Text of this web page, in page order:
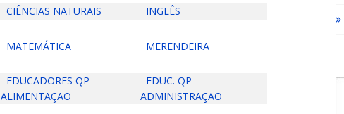
CIÊNCIAS NATURAIS INGLÊS
MATEMÁTICA MERENDEIRA
EDUCADORES QP
ALIMENTAÇÃO
EDUC. QP
ADMINISTRAÇÃO